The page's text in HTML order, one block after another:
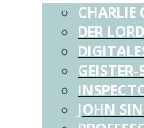
CHARLIE
DER
JOHN